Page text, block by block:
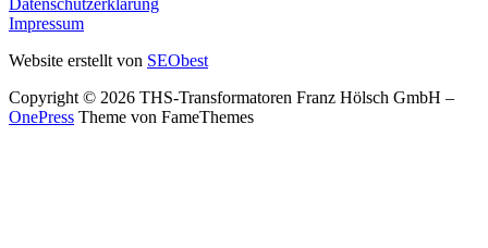
Datenschutzerklärung
Impressum
Website erstellt von SEObest
Copyright © 2026 THS-Transformatoren Franz Hölsch GmbH –
OnePress Theme von FameThemes